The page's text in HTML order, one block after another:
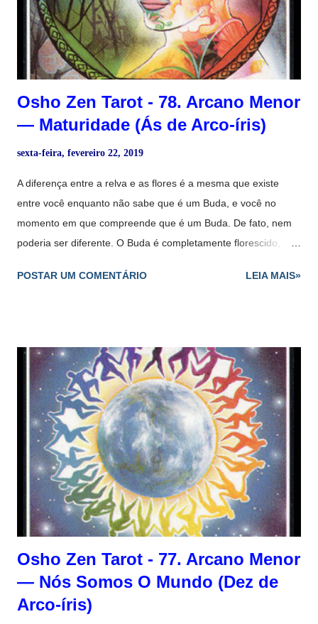
Osho Zen Tarot - 78. Arcano Menor
― Maturidade (Ás de Arco-íris)
sexta-feira, fevereiro 22, 2019
A diferença entre a relva e as flores é a mesma que existe
entre você enquanto não sabe que é um Buda, e você no
momento em que compreende que é um Buda. De fato, nem
poderia ser diferente. O Buda é completamente florescido,
uma realização... Com certeza, ser você mesmo, pleno de
sobre as folhas de lótus, brilhando ao sol da manhã, como
pérolas verdadeiras. Naturalmente isso não passa de uma
experiência momentânea. À medida que o sol se levanta, o
orvalho de outono começa a evaporar-se... Essa beleza
passageira certamente não pode ser comparada com uma
eterna primavera em seu ser. Por mais longe que você
consiga olhar para trás, verá que essa primavera se...
POSTAR UM COMENTÁRIO LEIA MAIS»
Osho Zen Tarot - 77. Arcano Menor
― Nós Somos O Mundo (Dez de
Arco-íris)